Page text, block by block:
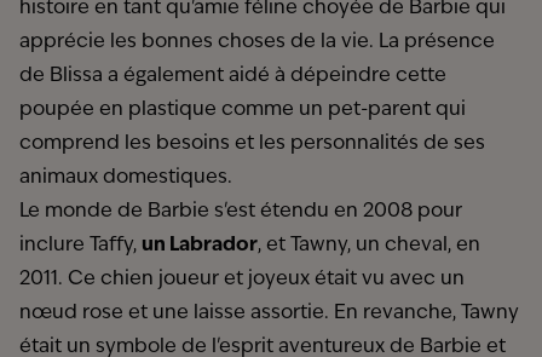
histoire en tant qu'amie féline choyée de Barbie qui
apprécie les bonnes choses de la vie. La présence
de Blissa a également aidé à dépeindre cette
poupée en plastique comme un pet-parent qui
comprend les besoins et les personnalités de ses
animaux domestiques.
Le monde de Barbie s'est étendu en 2008 pour
inclure Taffy, un Labrador, et Tawny, un cheval, en
2011. Ce chien joueur et joyeux était vu avec un
nœud rose et une laisse assortie. En revanche, Tawny
était un symbole de l'esprit aventureux de Barbie et